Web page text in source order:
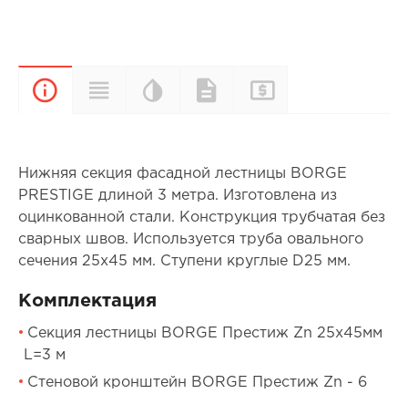
ОписаниеХарактеристики
Цветовая
палитра
Документы
Нижняя секция фасадной лестницы BORGE
PRESTIGE длиной 3 метра. Изготовлена из
оцинкованной стали. Конструкция трубчатая без
сварных швов. Используется труба овального
сечения 25x45 мм. Ступени круглые D25 мм.
Комплектация
Секция лестницы BORGE Престиж Zn 25х45мм
L=3 м
Стеновой кронштейн BORGE Престиж Zn - 6